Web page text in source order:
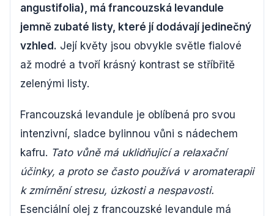
angustifolia), má francouzská levandule
jemně zubaté listy, které jí dodávají jedinečný
vzhled. Její květy jsou obvykle světle fialové
až modré a tvoří krásný kontrast se stříbřitě
zelenými listy.
Francouzská levandule je oblíbená pro svou
intenzivní, sladce bylinnou vůni s nádechem
kafru. Tato vůně má uklidňující a relaxační
účinky, a proto se často používá v aromaterapii
k zmírnění stresu, úzkosti a nespavosti.
Esenciální olej z francouzské levandule má